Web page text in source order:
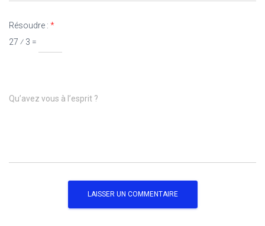
Résoudre : *
27 ⁄ 3 =
Qu’avez vous à l’esprit ?